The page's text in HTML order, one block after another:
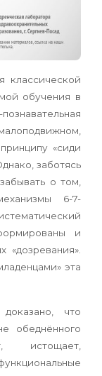
классической
обучения в
«сиди
заботясь
о том,
6-7-
и
эта
что
обеднённого
истощает,